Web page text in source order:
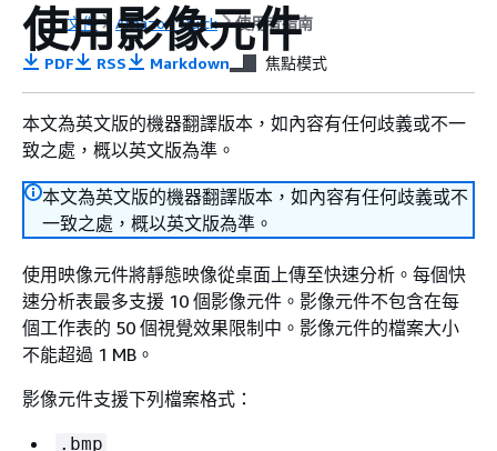
文件 Amazon Quick 使用者指南
使用影像元件
PDF RSS Markdown 焦點模式
本文為英文版的機器翻譯版本，如內容有任何歧義或不一
致之處，概以英文版為準。
本文為英文版的機器翻譯版本，如內容有任何歧義或不
一致之處，概以英文版為準。
使用映像元件將靜態映像從桌面上傳至快速分析。每個快
速分析表最多支援 10 個影像元件。影像元件不包含在每
個工作表的 50 個視覺效果限制中。影像元件的檔案大小
不能超過 1 MB。
影像元件支援下列檔案格式：
.bmp